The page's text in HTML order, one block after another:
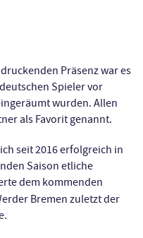
Präsenz war es
Spieler vor
wurden. Allen
als Favorit genannt.
seit 2016 erfolgreich in
Saison etliche
dem kommenden
Bremen zuletzt der